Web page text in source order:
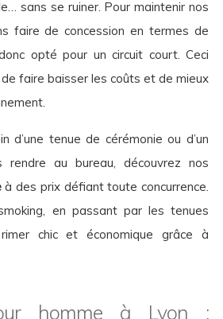
sans se ruiner. Pour maintenir nos
faire de concession en termes de
opté pour un circuit court. Ceci
faire baisser les coûts et de mieux
d’une tenue de cérémonie ou d’un
rendre au bureau, découvrez nos
à des prix défiant toute concurrence.
en passant par les tenues
chic et économique grâce à
homme à Lyon :